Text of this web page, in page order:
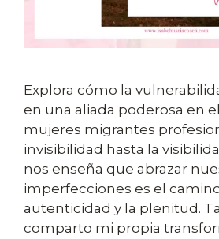
Explora cómo la
en una aliada poderosa en
mujeres migrantes
invisibilidad hasta la
nos enseña que abrazar
imperfecciones es el
autenticidad y la plenitud.
comparto mi propia